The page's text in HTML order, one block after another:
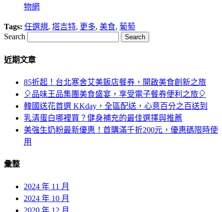
物網
Tags: 任選規, 塔吉特, 更多, 美食, 葡萄
Search
近期文章
85折起！台北寒舍艾美飯店餐券，開啟美食創新之旅
🎈品味王品集團美食盛宴，享受電子餐券便利之旅🎈
韓國送花首選 KKday，全區配送，心意百分之百送到
乳清蛋白哪裡買？健身補充的最佳選擇與推薦
美強生奶粉最新優惠！首購滿千折200元，優惠碼限時使
用
彙整
2024 年 11 月
2024 年 10 月